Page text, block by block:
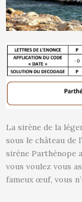
La sirène de la
sous le château de
sirène Parthénope
vous voulez vous
fameux œuf, vous